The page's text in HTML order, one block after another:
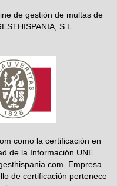
de gestión de multas de
S.L.
como la certificación en
de la Información UNE
Empresa
de certificación pertenece